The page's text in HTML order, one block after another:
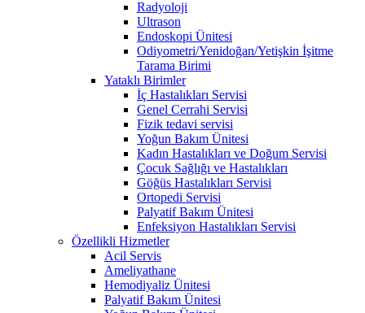
Radyoloji
Ultrason
Endoskopi Ünitesi
Odiyometri/Yenidoğan/Yetişkin İşitme
Tarama Birimi
Yataklı Birimler
İç Hastalıkları Servisi
Genel Cerrahi Servisi
Fizik tedavi servisi
Yoğun Bakım Ünitesi
Kadın Hastalıkları ve Doğum Servisi
Çocuk Sağlığı ve Hastalıkları
Göğüs Hastalıkları Servisi
Ortopedi Servisi
Palyatif Bakım Ünitesi
Enfeksiyon Hastalıkları Servisi
Özellikli Hizmetler
Acil Servis
Ameliyathane
Hemodiyaliz Ünitesi
Palyatif Bakım Ünitesi